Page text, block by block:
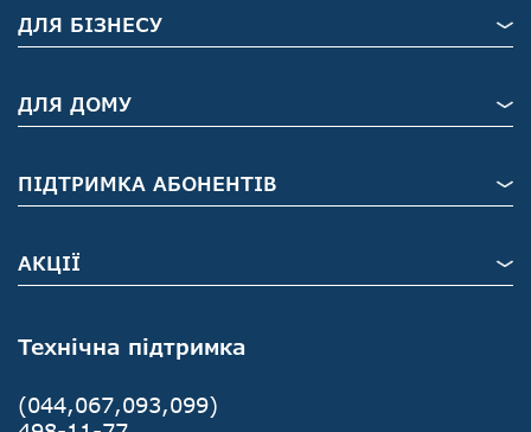
Технічна підтримка
(044,067,093,099)
ДЛЯ БІЗНЕСУ
ДЛЯ ДОМУ
ПІДТРИМКА АБОНЕНТІВ
АКЦІЇ